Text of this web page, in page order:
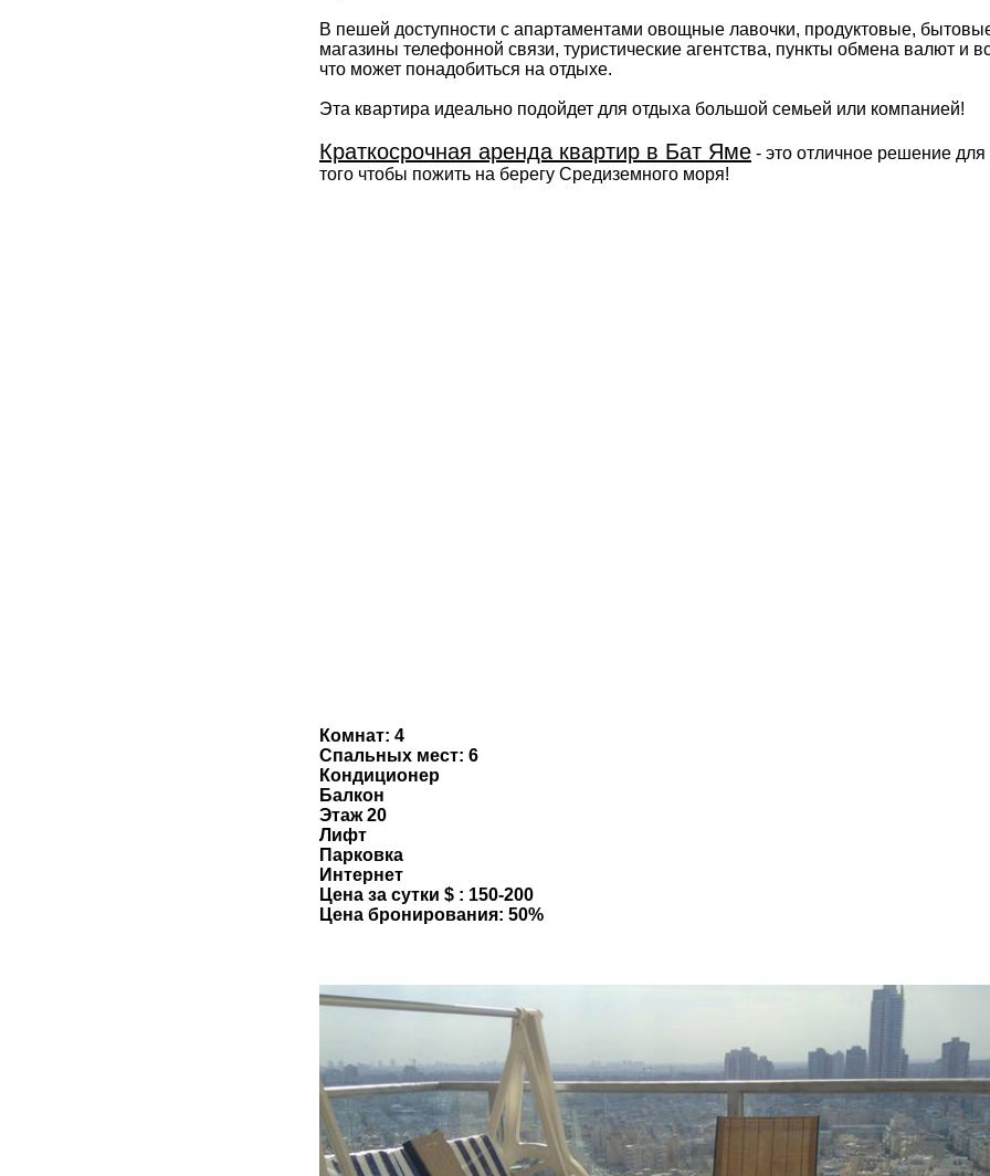
В пешей доступности с апартаментами овощные лавочки, продуктовые,
магазины телефонной связи, туристические агентства, пункты обмена валют и
что может понадобиться на отдыхе.
Эта квартира идеально подойдет для отдыха большой семьей или компанией!
Краткосрочная аренда квартир в Бат Яме - это отличное решение для
того чтобы пожить на берегу Средиземного моря!
Комнат: 4
Спальных мест: 6
Кондиционер
Балкон
Этаж 20
Лифт
Парковка
Интернет
Цена за сутки $ : 150-200
Цена бронирования: 50%